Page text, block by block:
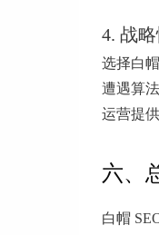
4. 战
选择白
遭遇算
运营提
六、
白帽